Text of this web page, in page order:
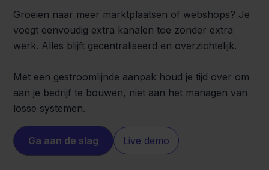
Groeien naar meer marktplaatsen of webshops? Je
voegt eenvoudig extra kanalen toe zonder extra
werk. Alles blijft gecentraliseerd en overzichtelijk.
Met een gestroomlijnde aanpak houd je tijd over om
aan je bedrijf te bouwen, niet aan het managen van
losse systemen.
Ga aan de slag Live demo